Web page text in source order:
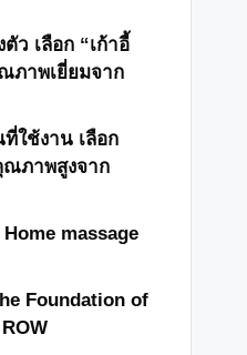
ว เลือก “เก้าอี้
ภาพเยี่ยมจาก
ใช้งาน เลือก
ณภาพสูงจาก
massage
Foundation of